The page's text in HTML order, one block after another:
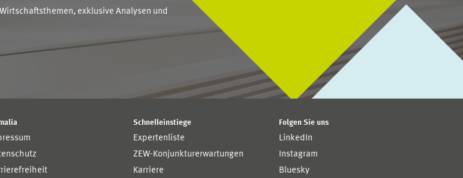
exklusive Analysen und
Schnelleinstiege
Expertenliste
ZEW-Konjunkturerwartungen
Karriere
Folgen Sie uns
LinkedIn
Instagram
Bluesky